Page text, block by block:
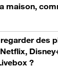
maison,
des
?